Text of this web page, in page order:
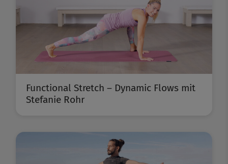
Functional Stretch – Dynamic Flows mit
Stefanie Rohr